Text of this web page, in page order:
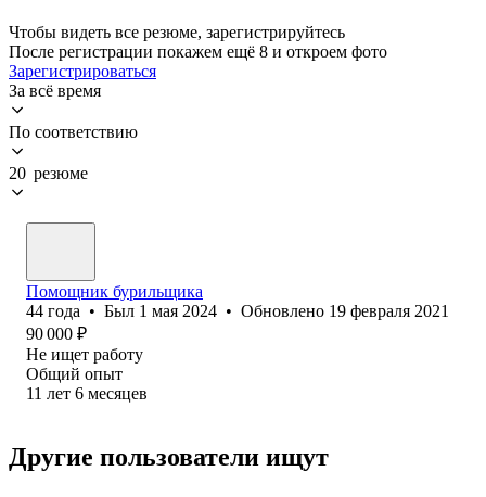
Чтобы видеть все резюме, зарегистрируйтесь
После регистрации покажем ещё 8 и откроем фото
Зарегистрироваться
За всё время
По соответствию
20 резюме
Помощник бурильщика
44 года • Был 1 мая 2024 • Обновлено 19 февраля 2021
90 000 ₽
Не ищет работу
Общий опыт
11 лет 6 месяцев
Другие пользователи ищут